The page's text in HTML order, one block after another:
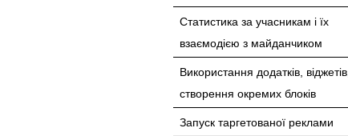
Статистика за учасникам і їх
взаємодією з майданчиком
Використання додатків, віджетів,
створення окремих блоків
Запуск таргетованої реклами